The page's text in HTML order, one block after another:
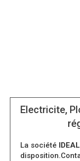
Electricite,
La société